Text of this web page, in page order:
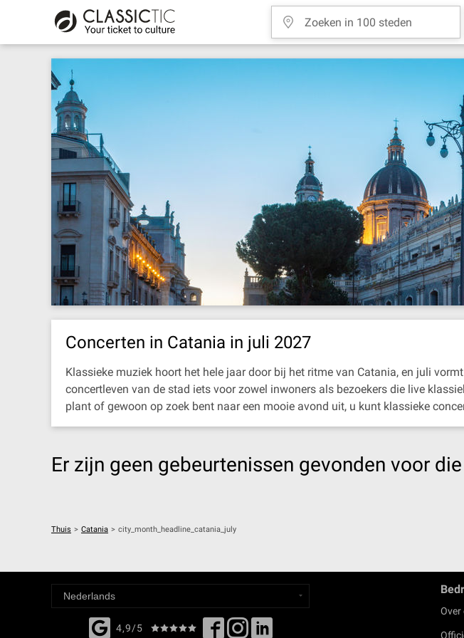
Concerten in Catania in juli 2027
Klassieke muziek hoort het hele jaar door bij het ritme van Catania, en juli
concertleven van de stad iets voor zowel inwoners als bezoekers die live
plant of gewoon op zoek bent naar een mooie avond uit, u kunt klassieke
Er zijn geen gebeurtenissen gevonden voor
Thuis > Catania > city_month_headline_catania_july
4,9/5
Over